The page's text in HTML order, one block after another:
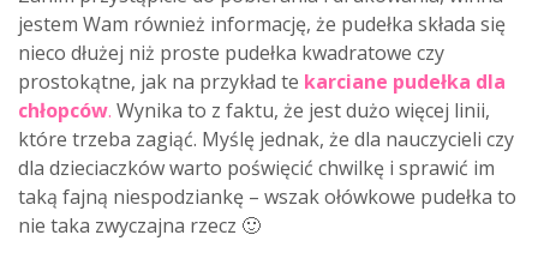
jestem Wam również informację, że pudełka składa się
nieco dłużej niż proste pudełka kwadratowe czy
prostokątne, jak na przykład te karciane pudełka dla
chłopców. Wynika to z faktu, że jest dużo więcej linii,
które trzeba zagiąć. Myślę jednak, że dla nauczycieli czy
dla dzieciaczków warto poświęcić chwilkę i sprawić im
taką fajną niespodziankę – wszak ołówkowe pudełka to
nie taka zwyczajna rzecz 🙂